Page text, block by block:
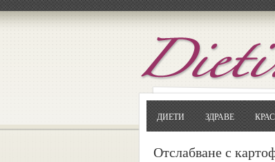
ДИЕТИ ЗДРАВЕ
Отслабване с